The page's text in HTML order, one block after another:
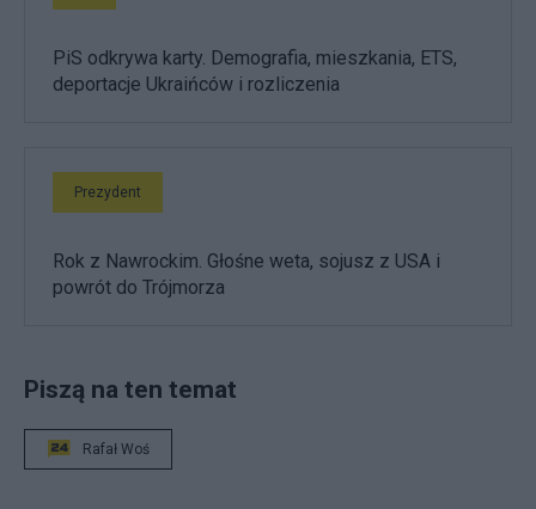
PiS odkrywa karty. Demografia, mieszkania, ETS,
deportacje Ukraińców i rozliczenia
Prezydent
Rok z Nawrockim. Głośne weta, sojusz z USA i
powrót do Trójmorza
Piszą na ten temat
Rafał Woś